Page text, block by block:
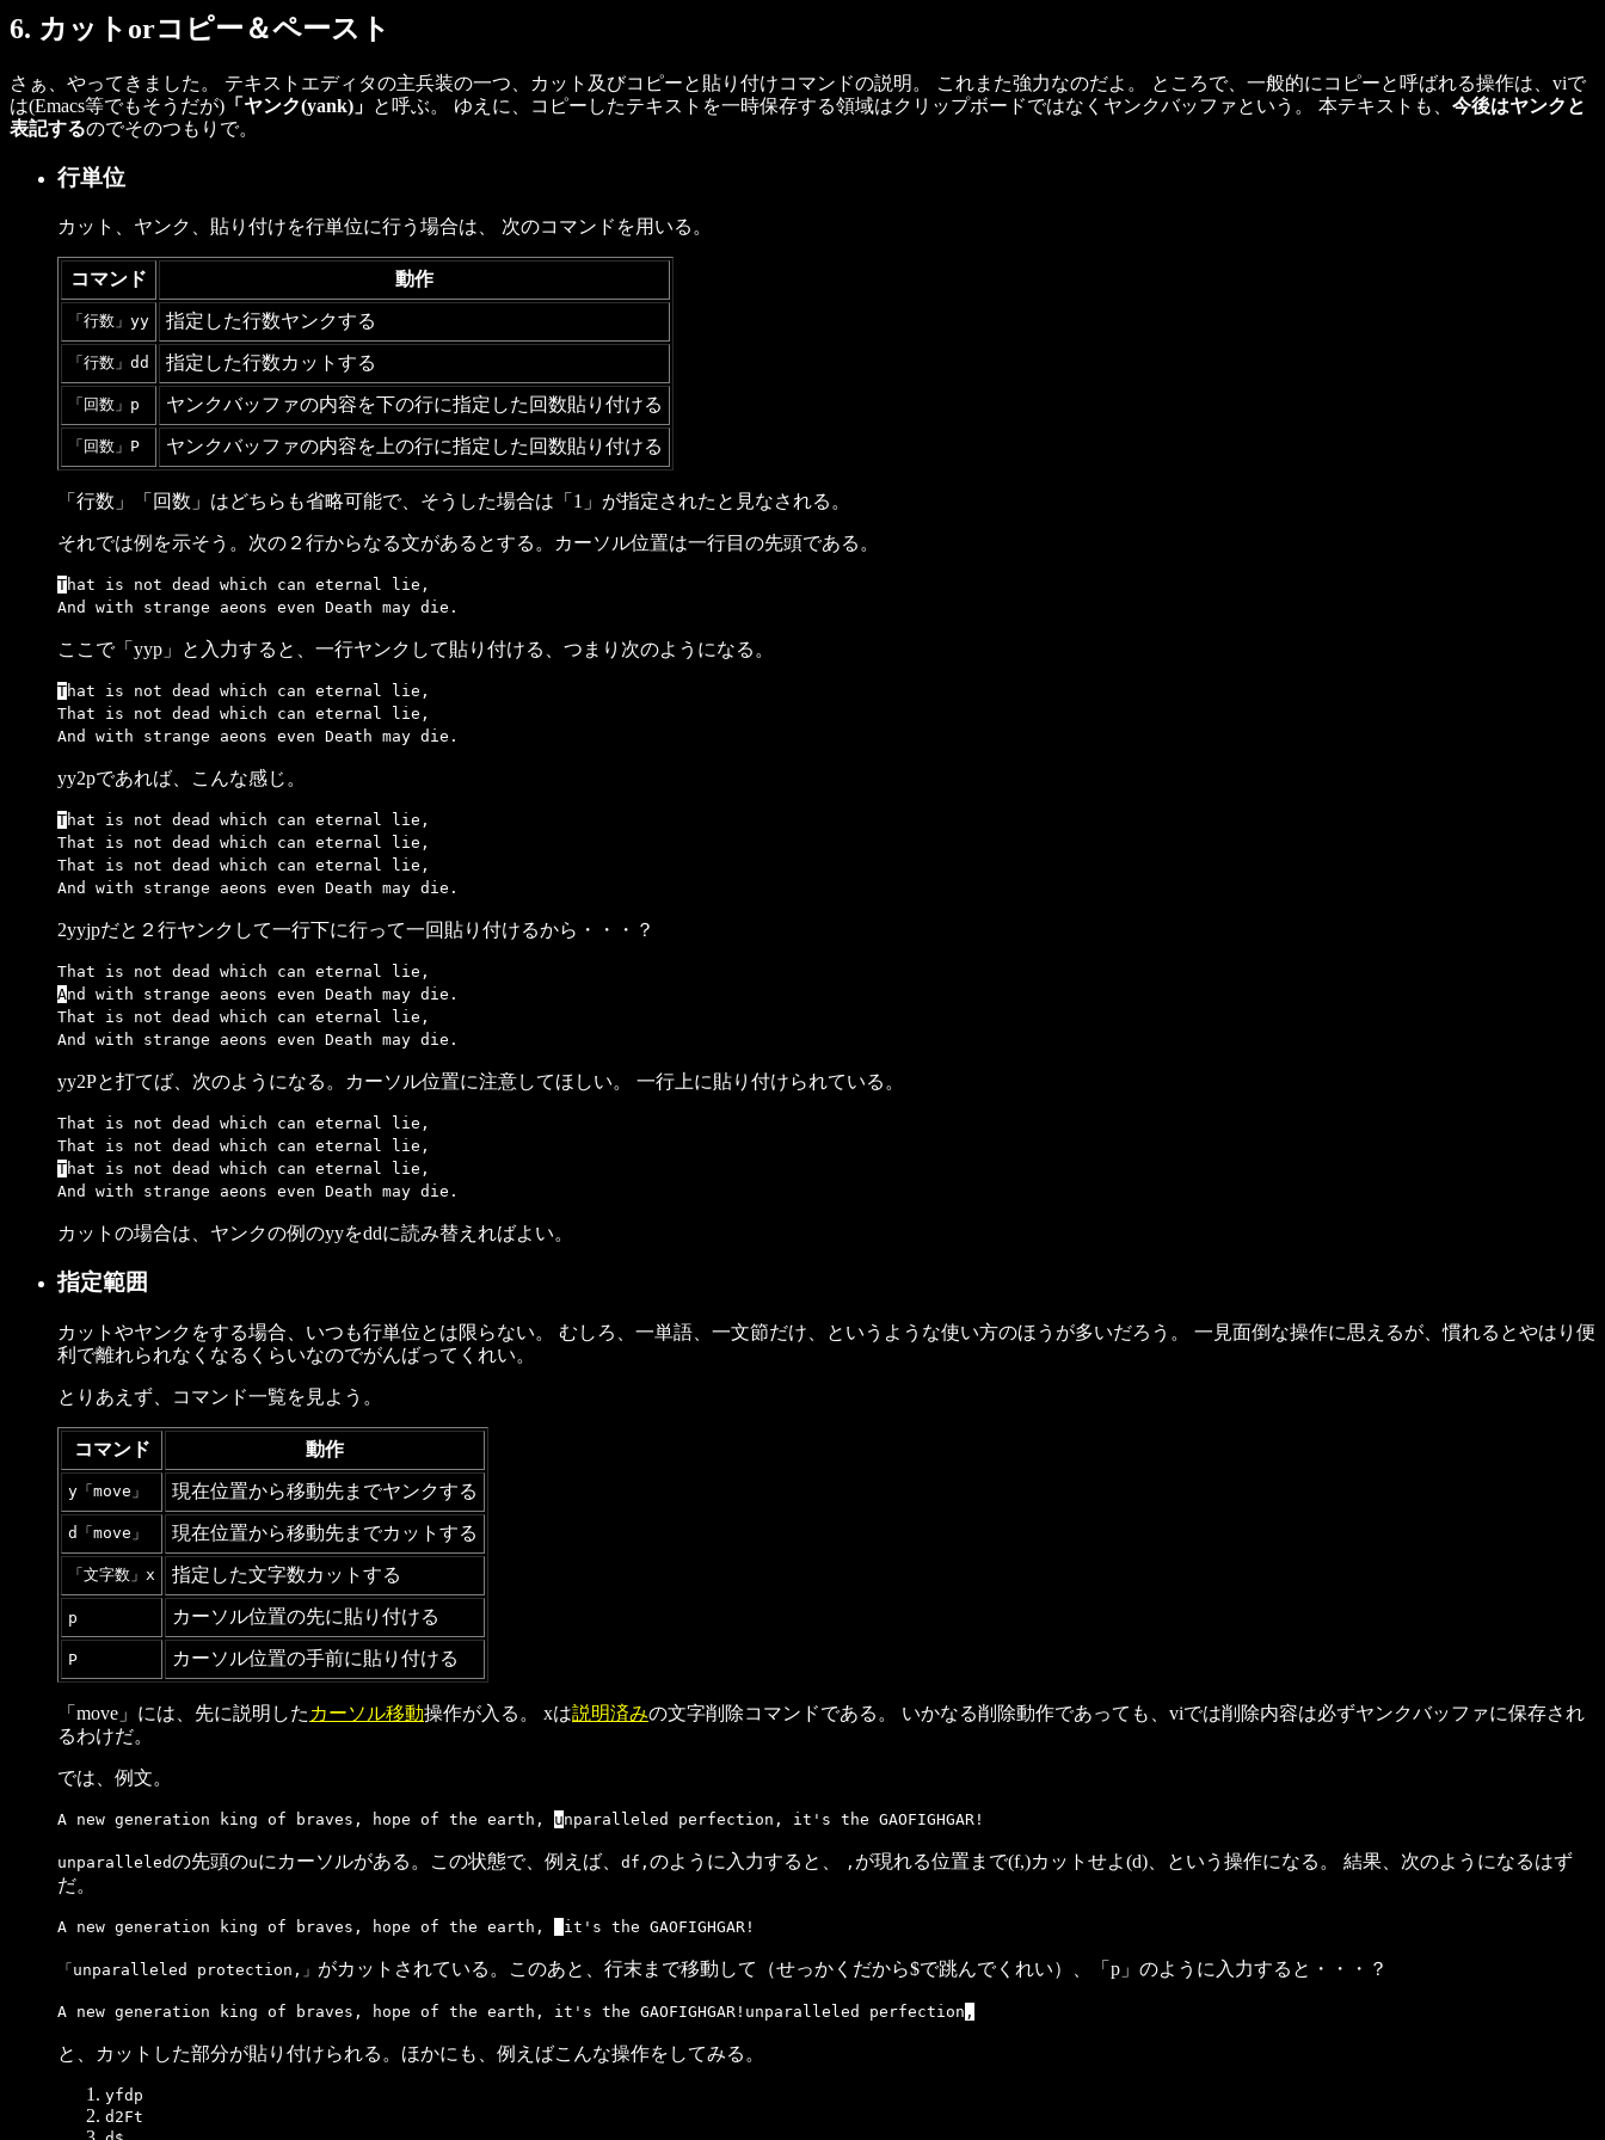
6. カットorコピー＆ペースト
さぁ、やってきました。 テキストエディタの主兵装の一つ、カット及びコピーと貼り付けコマンドの説明。 これまた強力なのだよ。 ところで、一般的にコピーと呼ばれる操作は、viで
は(Emacs等でもそうだが) 「ヤンク(yank)」 と呼ぶ。 ゆえに、コピーしたテキストを一時保存する領域はクリップボードではなくヤンクバッファという。 本テキストも、 今後はヤンクと
表記するのでそのつもりで。
行単位
カット、ヤンク、貼り付けを行単位に行う場合は、 次のコマンドを用いる。
コマンド 動作
「行数」yy 指定した行数ヤンクする
「行数」dd 指定した行数カットする
「回数」p ヤンクバッファの内容を下の行に指定した回数貼り付ける
「回数」P ヤンクバッファの内容を上の行に指定した回数貼り付ける
「行数」「回数」はどちらも省略可能で、そうした場合は「1」が指定されたと見なされる。
それでは例を示そう。次の２行からなる文があるとする。カーソル位置は一行目の先頭である。
That is not dead which can eternal lie,
And with strange aeons even Death may die.
ここで「yyp」と入力すると、一行ヤンクして貼り付ける、つまり次のようになる。
That is not dead which can eternal lie,
That is not dead which can eternal lie,
And with strange aeons even Death may die.
yy2pであれば、こんな感じ。
That is not dead which can eternal lie,
That is not dead which can eternal lie,
That is not dead which can eternal lie,
And with strange aeons even Death may die.
2yyjpだと２行ヤンクして一行下に行って一回貼り付けるから・・・？
That is not dead which can eternal lie,
And with strange aeons even Death may die.
That is not dead which can eternal lie,
And with strange aeons even Death may die.
yy2Pと打てば、次のようになる。カーソル位置に注意してほしい。 一行上に貼り付けられている。
That is not dead which can eternal lie,
That is not dead which can eternal lie,
That is not dead which can eternal lie,
And with strange aeons even Death may die.
カットの場合は、ヤンクの例のyyをddに読み替えればよい。
指定範囲
カットやヤンクをする場合、いつも行単位とは限らない。 むしろ、一単語、一文節だけ、というような使い方のほうが多いだろう。 一見面倒な操作に思えるが、慣れるとやはり便
利で離れられなくなるくらいなのでがんばってくれい。
とりあえず、コマンド一覧を見よう。
コマンド 動作
y「move」 現在位置から移動先までヤンクする
d「move」 現在位置から移動先までカットする
「文字数」x 指定した文字数カットする
p カーソル位置の先に貼り付ける
P カーソル位置の手前に貼り付ける
「move」には、先に説明した カーソル移動操作が入る。 xは説明済みの文字削除コマンドである。 いかなる削除動作であっても、viでは削除内容は必ずヤンクバッファに保存され
るわけだ。
では、例文。
A new generation king of braves, hope of the earth, unparalleled perfection, it's the GAOFIGHGAR!
unparalleledの先頭のuにカーソルがある。この状態で、例えば、 df, のように入力すると、 , が現れる位置まで(f,)カットせよ(d)、という操作になる。 結果、次のようになるはず
だ。
A new generation king of braves, hope of the earth, it's the GAOFIGHGAR!
「unparalleled protection,」 がカットされている。このあと、行末まで移動して（せっかくだから$で跳んでくれい）、「p」のように入力すると・・・？
A new generation king of braves, hope of the earth, it's the GAOFIGHGAR!unparalleled perfection ,
と、カットした部分が貼り付けられる。ほかにも、例えばこんな操作をしてみる。
yfdp
d2Ft